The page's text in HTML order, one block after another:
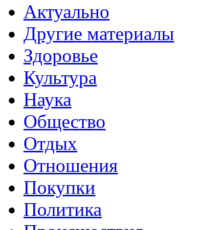
Актуально
Другие материалы
Здоровье
Культура
Наука
Общество
Отдых
Отношения
Покупки
Политика